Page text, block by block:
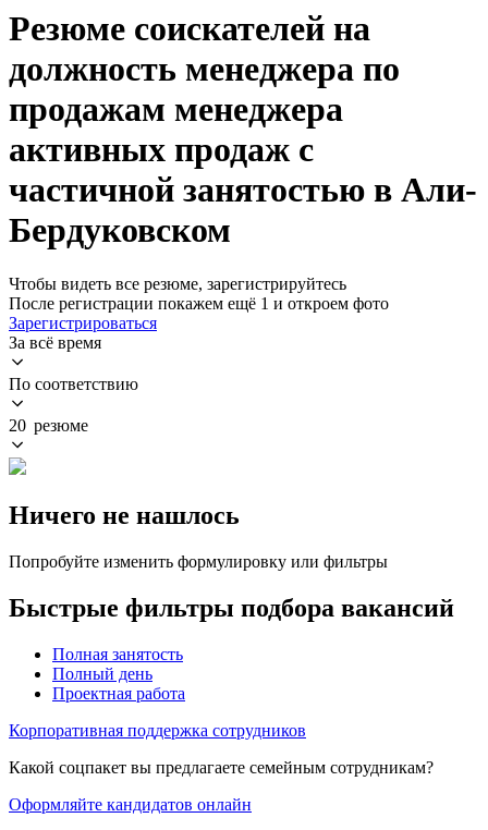
Резюме соискателей на
должность менеджера по
продажам менеджера
активных продаж с
частичной занятостью в Али-
Бердуковском
Чтобы видеть все резюме, зарегистрируйтесь
После регистрации покажем ещё 1 и откроем фото
Зарегистрироваться
За всё время
По соответствию
20 резюме
Ничего не нашлось
Попробуйте изменить формулировку или фильтры
Быстрые фильтры подбора вакансий
Полная занятость
Полный день
Проектная работа
Корпоративная поддержка сотрудников
Какой соцпакет вы предлагаете семейным сотрудникам?
Оформляйте кандидатов онлайн